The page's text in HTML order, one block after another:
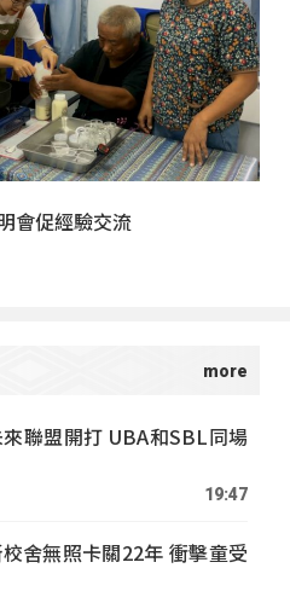
會促經驗交流
聯盟開打 UBA和SBL同場
19:47
舍無照卡關22年 衝擊童受